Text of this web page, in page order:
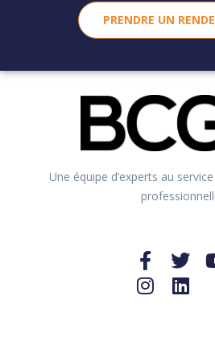
PRENDRE UN
Une équipe d’experts au